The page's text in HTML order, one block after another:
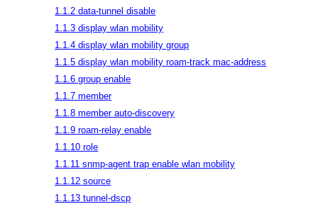
1.1.2 data-tunnel disable
1.1.3 display wlan mobility
1.1.4 display wlan mobility group
1.1.5 display wlan mobility roam-track mac-address
1.1.6 group enable
1.1.7 member
1.1.8 member auto-discovery
1.1.9 roam-relay enable
1.1.10 role
1.1.11 snmp-agent trap enable wlan mobility
1.1.12 source
1.1.13 tunnel-dscp